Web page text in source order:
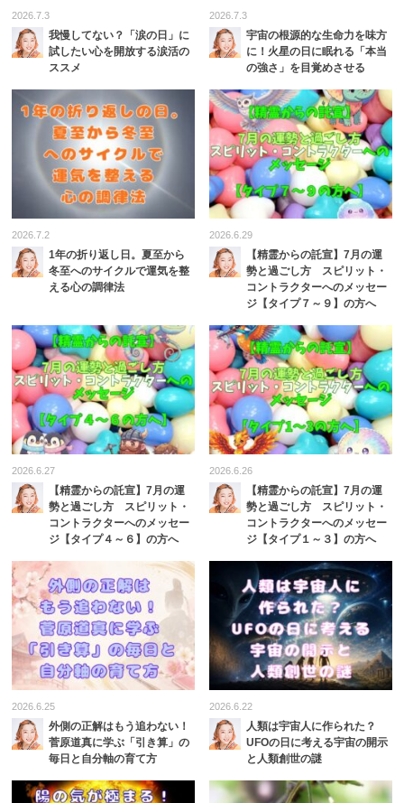
2026.7.3
我慢してない？「涙の日」に
試したい心を開放する涙活の
ススメ
2026.7.3
宇宙の根源的な生命力を味方
に！火星の日に眠れる「本当
の強さ」を目覚めさせる
2026.7.2
1年の折り返し日。夏至から
冬至へのサイクルで運気を整
える心の調律法
2026.6.29
【精霊からの託宣】7月の運
勢と過ごし方 スピリット・
コントラクターへのメッセー
ジ【タイプ７～９】の方へ
2026.6.27
【精霊からの託宣】7月の運
勢と過ごし方 スピリット・
コントラクターへのメッセー
ジ【タイプ４～６】の方へ
2026.6.26
【精霊からの託宣】7月の運
勢と過ごし方 スピリット・
コントラクターへのメッセー
ジ【タイプ１～３】の方へ
2026.6.25
外側の正解はもう追わない！
菅原道真に学ぶ「引き算」の
毎日と自分軸の育て方
2026.6.22
人類は宇宙人に作られた？
UFOの日に考える宇宙の開示
と人類創世の謎